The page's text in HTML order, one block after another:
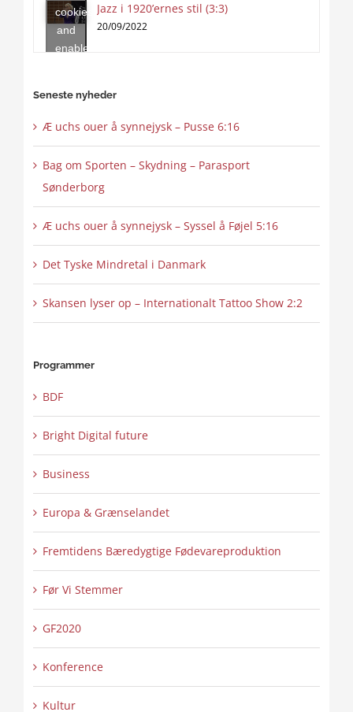
content
cookies
and
enable
Jazz i 1920’ernes stil (3:3)
20/09/2022
Seneste nyheder
Æ uchs ouer å synnejysk – Pusse 6:16
Bag om Sporten – Skydning – Parasport
Sønderborg
Æ uchs ouer å synnejysk – Syssel å Føjel 5:16
Det Tyske Mindretal i Danmark
Skansen lyser op – Internationalt Tattoo Show 2:2
Programmer
BDF
Bright Digital future
Business
Europa & Grænselandet
Fremtidens Bæredygtige Fødevareproduktion
Før Vi Stemmer
GF2020
Konference
Kultur